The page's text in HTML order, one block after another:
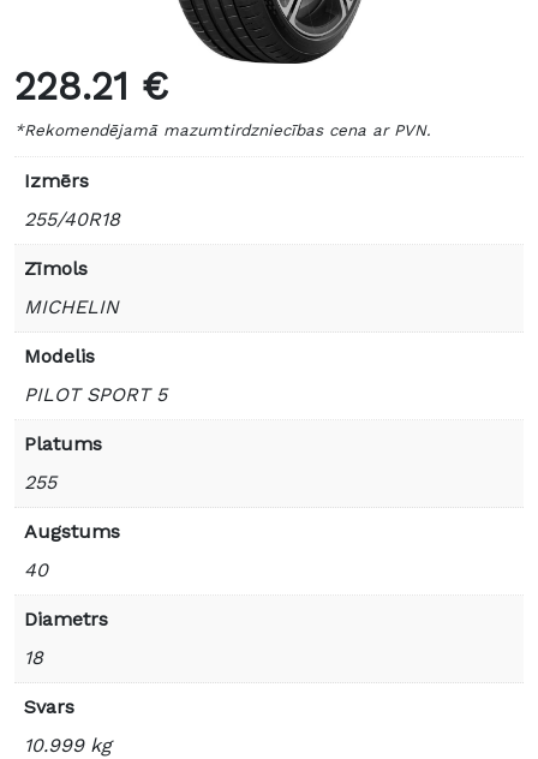
228.21 €
*Rekomendējamā mazumtirdzniecības cena ar PVN.
Izmērs
255/40R18
Zīmols
MICHELIN
Modelis
PILOT SPORT 5
Platums
255
Augstums
40
Diametrs
18
Svars
10.999 kg